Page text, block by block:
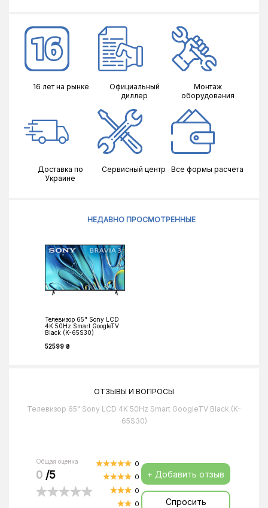
16 лет на рынке
Официальный
диллер
Монтаж
оборудования
Доставка по
Украине
Сервисный центр Все формы расчета
НЕДАВНО ПРОСМОТРЕННЫЕ
Телевизор 65" Sony LCD
4K 50Hz Smart GoogleTV
Black (K-65S30)
52599 ₴
ОТЗЫВЫ И ВОПРОСЫ
Телевизор 65" Sony LCD 4K 50Hz Smart GoogleTV Black (K-
65S30)
Общая оценка
0 /5
0
0
0
0
+ Добавить отзыв
Спросить